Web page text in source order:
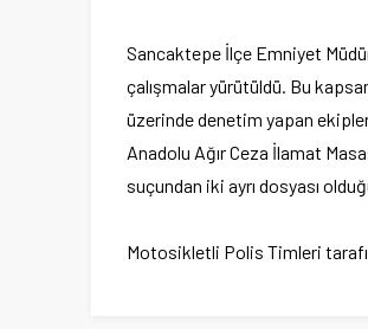
Sancaktepe İlçe Emniyet
çalışmalar yürütüldü. Bu
üzerinde denetim yapan
Anadolu Ağır Ceza İlamat
suçundan iki ayrı dosyası
Motosikletli Polis Timleri